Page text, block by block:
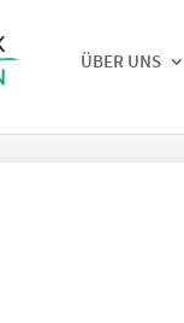
ÜBER UNS